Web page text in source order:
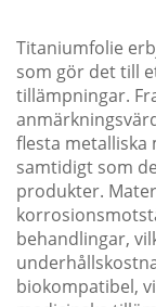
Titaniumfolie
som gör det till
tillämpningar.
flesta metalliska
samtidigt som
produkter.
behandlingar,
biokompatibel,